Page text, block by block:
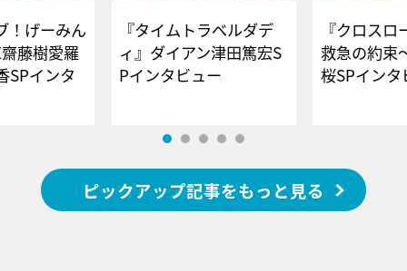
！げーみん
藤樹愛羅
SPインタ
『タイムトラベルダデ
ィ』ダイアン津田篤宏S
Pインタビュー
『クロス
救急の約束
桜SPイ
ピックアップ記事をもっと見る